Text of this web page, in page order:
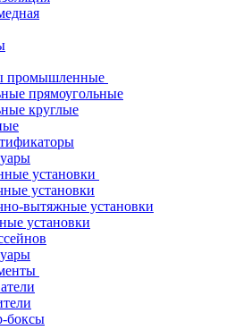
промышленные
прямоугольные
круглые
установки
установки
вытяжные установки
установки
боксы